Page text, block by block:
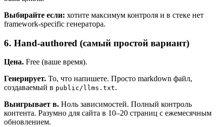
Выбирайте если: хотите максимум контроля и в стеке нет
framework-specific генератора.
6. Hand-authored (самый простой вариант)
Цена. Free (ваше время).
Генерирует. То, что напишете. Просто markdown файл,
создаваемый в public/llms.txt.
Выигрывает в. Ноль зависимостей. Полный контроль
контента. Разумно для сайта в 10–20 страниц с ежемесячным
обновлением.